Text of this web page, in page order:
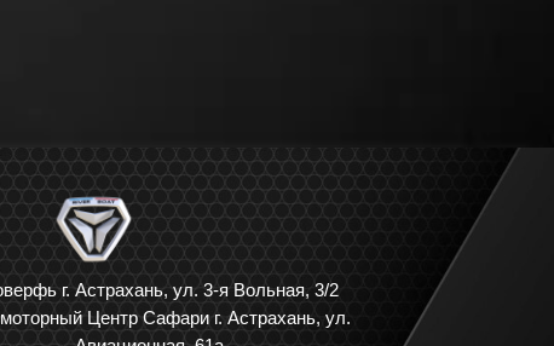
г. Астрахань, ул. 3-я Вольная, 3/2
Центр Сафари г. Астрахань, ул.